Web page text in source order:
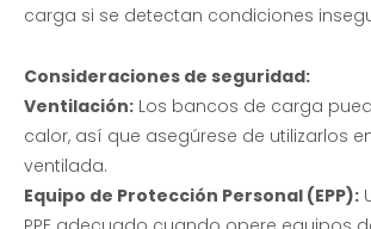
carga si se detectan condiciones
Consideraciones de seguridad:
Ventilación: Los bancos de carga
calor, así que asegúrese de utilizarlos
ventilada.
Equipo de Protección Personal (EPP):